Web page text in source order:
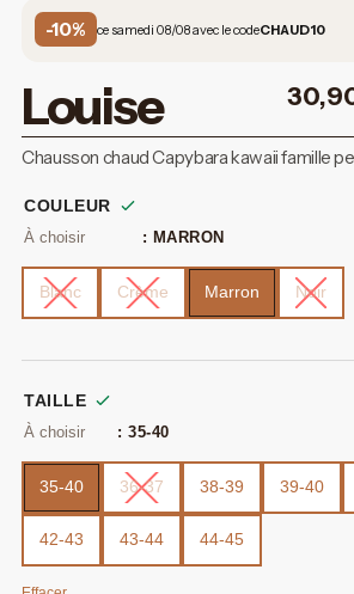
-10% ce samedi 08/08 avec le codeCHAUD10
Louise
Chausson chaud Capybara kawaii famille
COULEUR
: MARRON
Blanc Crème Marron Noir
TAILLE
: 35-40
35-40 36-37 38-39 39-40
42-43 43-44 44-45